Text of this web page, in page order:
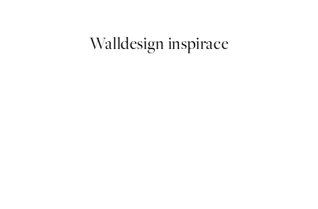
Walldesign inspirace